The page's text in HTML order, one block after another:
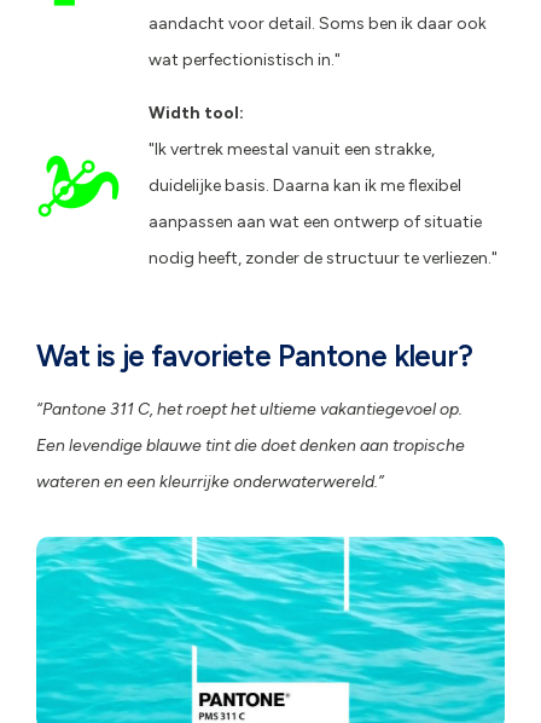
aandacht voor detail. Soms ben ik daar ook
wat perfectionistisch in."
Width tool:
"Ik vertrek meestal vanuit een strakke,
duidelijke basis. Daarna kan ik me flexibel
aanpassen aan wat een ontwerp of situatie
nodig heeft, zonder de structuur te verliezen."
Wat is je favoriete Pantone kleur?
“Pantone 311 C, het roept het ultieme vakantiegevoel op.
Een levendige blauwe tint die doet denken aan tropische
wateren en een kleurrijke onderwaterwereld.”